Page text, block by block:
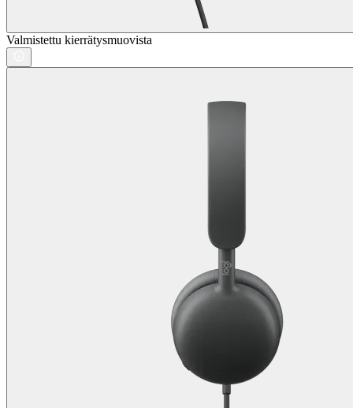
Valmistettu kierrätysmuovista